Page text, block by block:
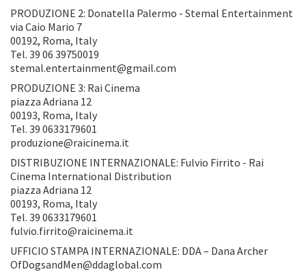
PRODUZIONE 2: Donatella Palermo - Stemal Entertainment
via Caio Mario 7
00192, Roma, Italy
Tel. 39 06 39750019
stemal.entertainment@gmail.com
PRODUZIONE 3: Rai Cinema
piazza Adriana 12
00193, Roma, Italy
Tel. 39 0633179601
produzione@raicinema.it
DISTRIBUZIONE INTERNAZIONALE: Fulvio Firrito - Rai
Cinema International Distribution
piazza Adriana 12
00193, Roma, Italy
Tel. 39 0633179601
fulvio.firrito@raicinema.it
UFFICIO STAMPA INTERNAZIONALE: DDA – Dana Archer
OfDogsandMen@ddaglobal.com